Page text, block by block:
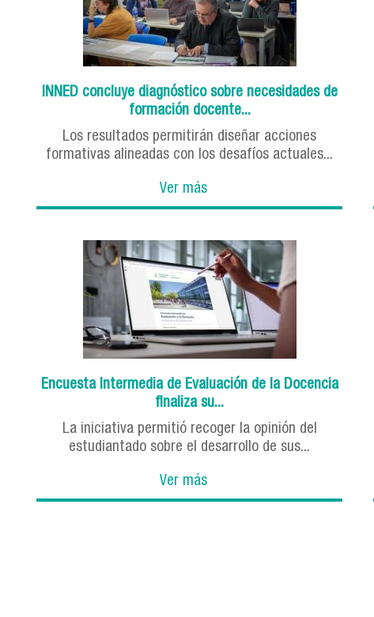
INNED concluye diagnóstico sobre necesidades de
formación docente...
Los resultados permitirán diseñar acciones
formativas alineadas con los desafíos actuales...
Ver más
Encuesta Intermedia de Evaluación de la Docencia
finaliza su...
La iniciativa permitió recoger la opinión del
estudiantado sobre el desarrollo de sus...
Ver más